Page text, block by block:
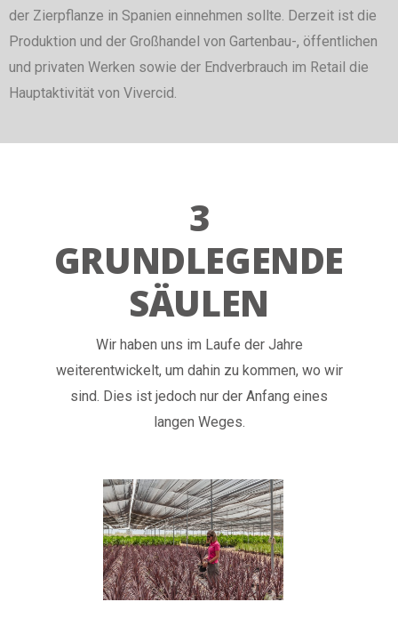
der Zierpflanze in Spanien einnehmen sollte. Derzeit ist die
Produktion und der Großhandel von Gartenbau-, öffentlichen
und privaten Werken sowie der Endverbrauch im Retail die
Hauptaktivität von Vivercid.
3
GRUNDLEGENDE
SÄULEN
Wir haben uns im Laufe der Jahre
weiterentwickelt, um dahin zu kommen, wo wir
sind. Dies ist jedoch nur der Anfang eines
langen Weges.